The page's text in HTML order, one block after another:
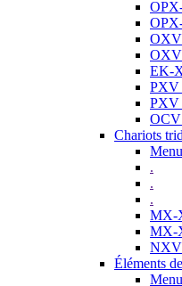
EK-
PXV
PXV
OCV
Chariots
.
.
.
MX-
MX-
NXV
Éléments